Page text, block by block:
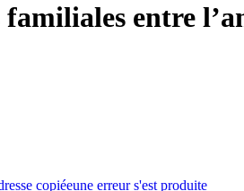
entre
copiéeune erreur s'est produite